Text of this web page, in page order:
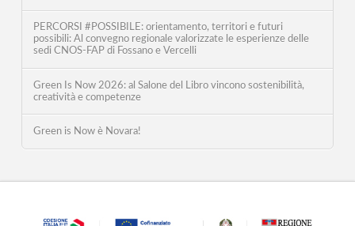
PERCORSI #POSSIBILE: orientamento, territori e futuri
possibili: Al convegno regionale valorizzate le esperienze delle
sedi CNOS-FAP di Fossano e Vercelli
Green Is Now 2026: al Salone del Libro vincono sostenibilità,
creatività e competenze
Green is Now è Novara!